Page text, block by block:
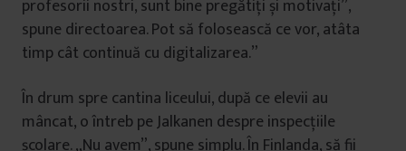
profesorii nostri, sunt bine pregătiți și motivați”,
spune directoarea. Pot să folosească ce vor, atâta
timp cât continuă cu digitalizarea.”
În drum spre cantina liceului, după ce elevii au
mâncat, o întreb pe Jalkanen despre inspecțiile
școlare. „Nu avem”, spune simplu. În Finlanda, să fii